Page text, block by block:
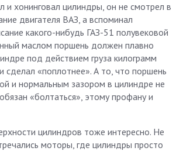
и хонинговал цилиндры, он не смотрел в
двигателя ВАЗ, а вспоминал
какого-нибудь ГАЗ-51 полувековой
маслом поршень должен плавно
под действием груза килограмм
сделал «поплотнее». А то, что поршень
и нормальным зазором в цилиндре не
«болтаться», этому профану и
цилиндров тоже интересно. Не
моторы, где цилиндры просто